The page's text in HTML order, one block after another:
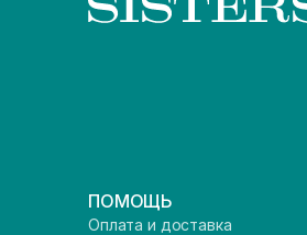
ПОМОЩЬ
Оплата и доставка